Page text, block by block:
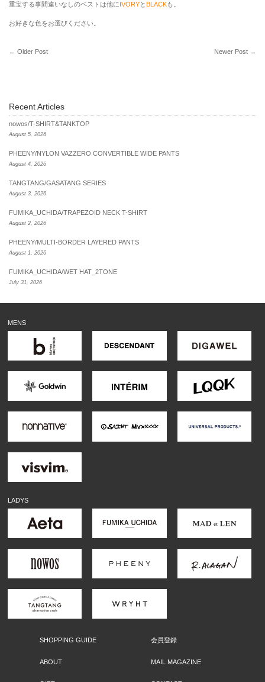
重宝する事間違いなしのベストは他にIVORYとBLACKも。
お好きな色をお選びください。
← Older Post Newer Post →
Recent Articles
nowos/T-SHIRT&TANKTOP
August 5, 2026
PHEENY/NYLON VAZZERO CONVERTIBLE WIDE PANTS
August 4, 2026
TANGTANG/GASATANG SERIES
August 3, 2026
FUMIKA_UCHIDA/TRAPEZOID NECK T-SHIRT
August 2, 2026
PHEENY/MULTI-BORDER LAYERED PANTS
August 1, 2026
FUMIKA_UCHIDA/WET HAT_2TONE
July 31, 2026
MENS
LADYS
SHOPPING GUIDE 会員登録
ABOUT MAIL MAGAZINE